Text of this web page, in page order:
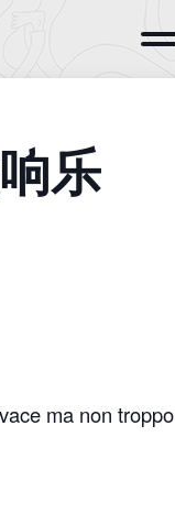
乐
ma non troppo